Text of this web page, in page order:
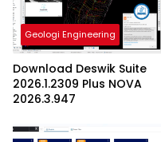
Geologi Engineering
Download Deswik Suite
2026.1.2309 Plus NOVA
2026.3.947